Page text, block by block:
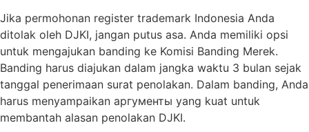
Jika permohonan register trademark Indonesia Anda
ditolak oleh DJKI, jangan putus asa. Anda memiliki opsi
untuk mengajukan banding ke Komisi Banding Merek.
Banding harus diajukan dalam jangka waktu 3 bulan sejak
tanggal penerimaan surat penolakan. Dalam banding, Anda
harus menyampaikan аргументы yang kuat untuk
membantah alasan penolakan DJKI.